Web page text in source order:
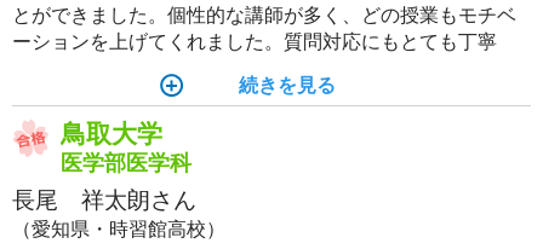
とができました。個性的な講師が多く、どの授業もモチベ
ーションを上げてくれました。質問対応にもとても丁寧
バイスのおかげで最後まで頑張ることができました。
続きを見る
鳥取大学
医学部医学科
長尾 祥太朗さん
（愛知県・時習館高校）